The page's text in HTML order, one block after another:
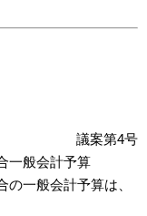
議案第4号
一般会計予算
一般会計予算は、